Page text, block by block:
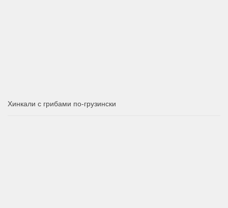
Хинкали с грибами по-грузински